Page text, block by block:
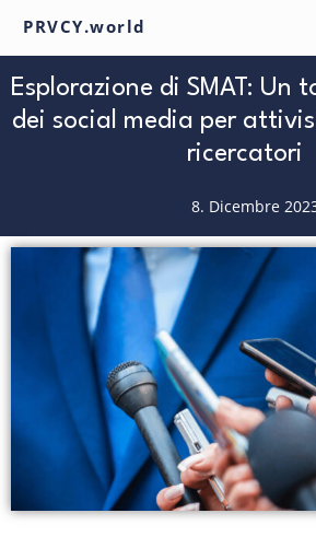
PRVCY.world
Esplorazione di SMAT: Un
dei social media per
ricercatori
8. Dicembre